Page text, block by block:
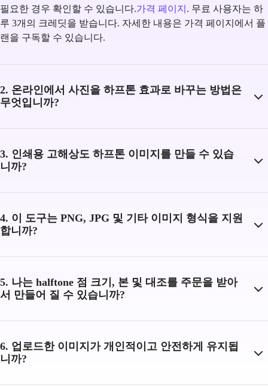
필요한 경우 확인할 수 있습니다.가격 페이지 . 무료 사용자는 하
루 3개의 크레딧을 받습니다. 자세한 내용은 가격 페이지에서 플
랜을 구독할 수 있습니다.
2. 온라인에서 사진을 하프톤 효과로 바꾸는 방법은
무엇입니까?
3. 인쇄용 고해상도 하프톤 이미지를 만들 수 있습
니까?
4. 이 도구는 PNG, JPG 및 기타 이미지 형식을 지원
합니까?
5. 나는 halftone 점 크기, 본 및 대조를 주문을 받아
서 만들어 질 수 있습니까?
6. 업로드한 이미지가 개인적이고 안전하게 유지됩
니까?